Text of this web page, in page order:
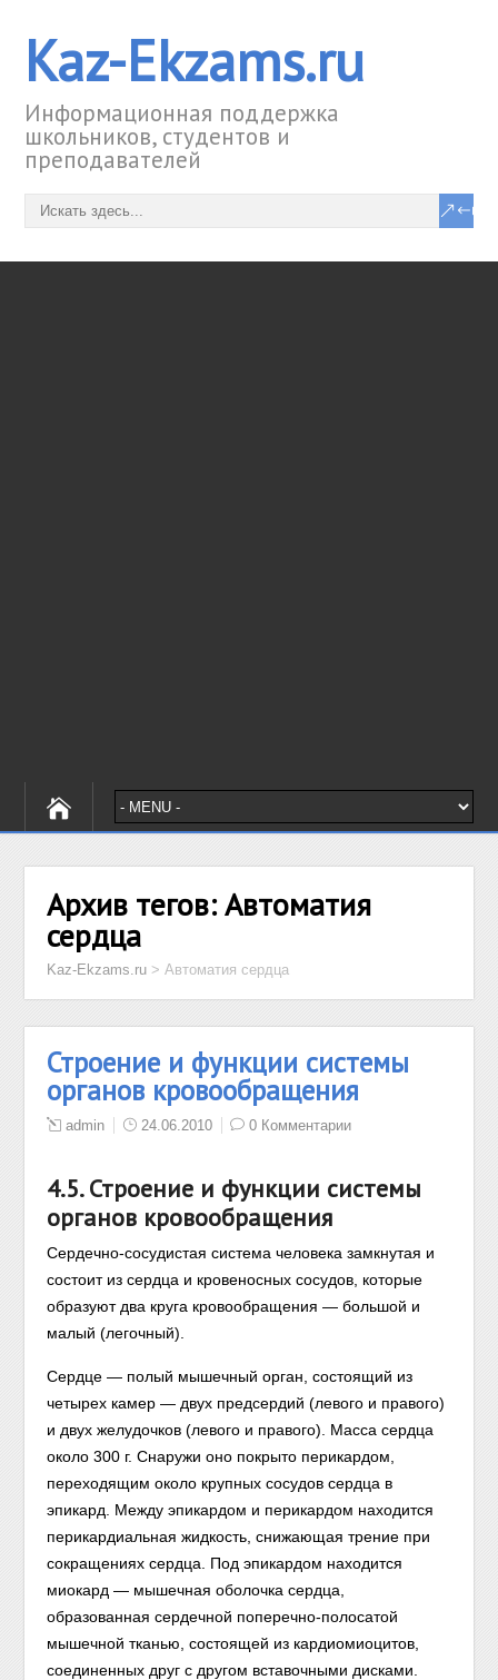
Kaz-Ekzams.ru
Информационная поддержка
школьников, студентов и
преподавателей
Архив тегов:Автоматия
сердца
Kaz-Ekzams.ru >Автоматия сердца
Строение и функции системы
органов кровообращения
admin 24.06.2010 0 Комментарии
4.5. Строение и функции системы
органов кровообращения
Сердечно-сосудистая система человека замкнутая и
состоит из сердца и кровеносных сосудов, которые
образуют два круга кровообращения — большой и
малый (легочный).
Сердце — полый мышечный орган, состоящий из
четырех камер — двух предсердий (левого и правого)
и двух желудочков (левого и правого). Масса сердца
около 300 г. Снаружи оно покрыто перикардом,
переходящим около крупных сосудов сердца в
эпикард. Между эпикардом и перикардом находится
перикардиальная жидкость, снижающая трение при
сокращениях сердца. Под эпикардом находится
миокард — мышечная оболочка сердца,
образованная сердечной поперечно-полосатой
мышечной тканью, состоящей из кардиомиоцитов,
соединенных друг с другом вставочными дисками.